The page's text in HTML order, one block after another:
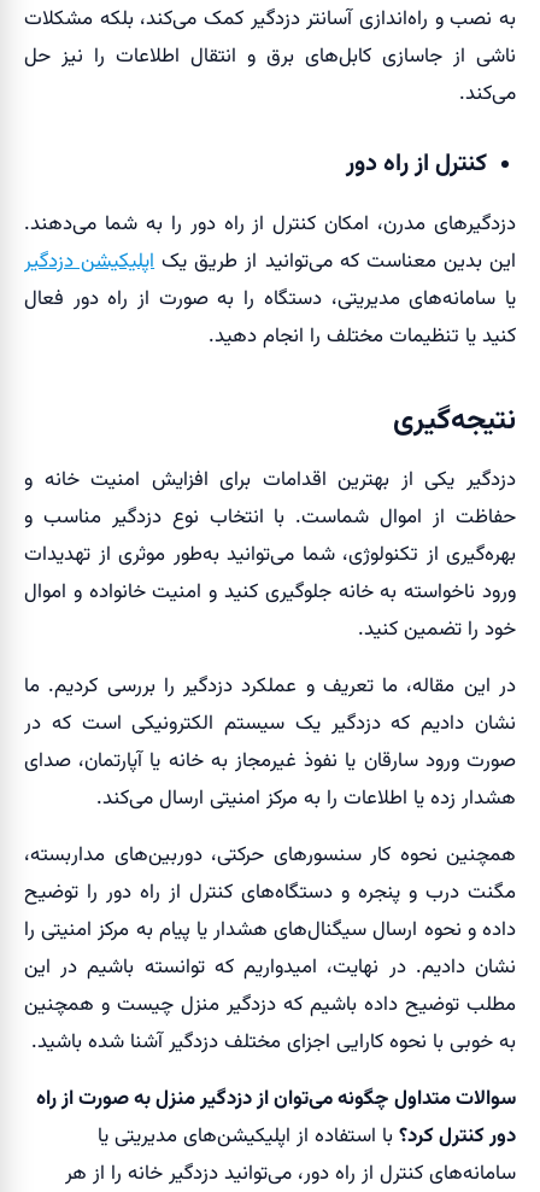
به نصب و راه‌اندازی آسانتر دزدگیر کمک می‌کند، بلکه مشکلات
ناشی از جاسازی کابل‌های برق و انتقال اطلاعات را نیز حل
می‌کند.
کنترل از راه دور
دزدگیرهای مدرن، امکان کنترل از راه دور را به شما می‌دهند.
این بدین معناست که می‌توانید از طریق یکاپلیکیشن دزدگیر
یا سامانه‌های مدیریتی، دستگاه را به صورت از راه دور فعال
کنید یا تنظیمات مختلف را انجام دهید.
نتیجه‌گیری
دزدگیر یکی از بهترین اقدامات برای افزایش امنیت خانه و
حفاظت از اموال شماست. با انتخاب نوع دزدگیر مناسب و
بهره‌گیری از تکنولوژی، شما می‌توانید به‌طور موثری از تهدیدات
ورود ناخواسته به خانه جلوگیری کنید و امنیت خانواده و اموال
خود را تضمین کنید.
در این مقاله، ما تعریف و عملکرد دزدگیر را بررسی کردیم. ما
نشان دادیم که دزدگیر یک سیستم الکترونیکی است که در
صورت ورود سارقان یا نفوذ غیرمجاز به خانه یا آپارتمان، صدای
هشدار زده یا اطلاعات را به مرکز امنیتی ارسال می‌کند.
همچنین نحوه کار سنسورهای حرکتی، دوربین‌های مداربسته،
مگنت درب و پنجره و دستگاه‌های کنترل از راه دور را توضیح
داده و نحوه ارسال سیگنال‌های هشدار یا پیام به مرکز امنیتی را
نشان دادیم. در نهایت، امیدواریم که توانسته باشیم در این
مطلب توضیح داده باشیم که دزدگیر منزل چیست و همچنین
به خوبی با نحوه کارایی اجزای مختلف دزدگیر آشنا شده باشید.
سوالات متداولچگونه می‌توان از دزدگیر منزل به صورت از راه
دور کنترل کرد؟با استفاده از اپلیکیشن‌های مدیریتی یا
سامانه‌های کنترل از راه دور، می‌توانید دزدگیر خانه را از هر